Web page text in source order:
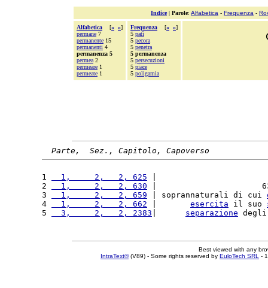
Indice| Parole: Alfabetica - Frequenza -
Alfabetica [« »]
permane 7
permanente 15
permanenti 4
permanenza 5
permea 2
permeare 1
permeate 1
Frequenza [« »]
5 patì
5 pecora
5 penetra
5 permanenza
5 persecuzioni
5 piace
5 poligamia
Parte,  Sez., Capitolo, Capoverso
1
  1,     2,   2, 625
2
  1,     2,   2, 630
|                      630
3
  1,     2,   2, 659
| soprannaturali di cui
4
  1,     2,   2, 662
esercita il suo
5
  3,     2,   2, 2383
separazione
Best viewed with any
IntraText®(V89) - Some rights reserved by EuloTech SRL -